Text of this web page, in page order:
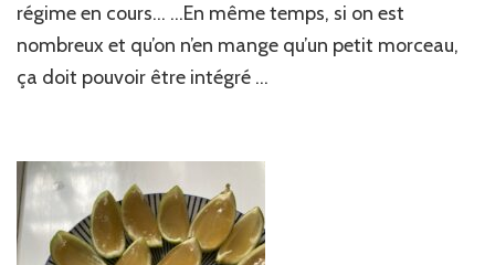
vert
régime en cours… …En même temps, si on est
nombreux et qu’on n’en mange qu’un petit morceau,
ça doit pouvoir être intégré …